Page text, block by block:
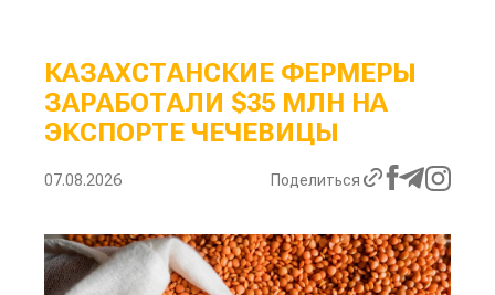
КАЗАХСТАНСКИЕ ФЕРМЕРЫ
ЗАРАБОТАЛИ $35 МЛН НА
ЭКСПОРТЕ ЧЕЧЕВИЦЫ
07.08.2026 Поделиться